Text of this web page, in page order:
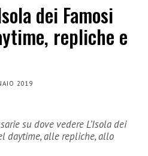
dei Famosi
repliche e
2019
su dove vedere L’Isola dei
daytime, alle repliche, allo